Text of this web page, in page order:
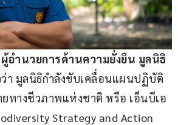
ผู้อำนวยการด้านความยั่งยืน มูลนิธิ
ว่า มูลนิธิกำลังขับเคลื่อนแผนปฏิบัติ
ทางชีวภาพแห่งชาติ หรือ เอ็นบีเอ
Strategy and Action